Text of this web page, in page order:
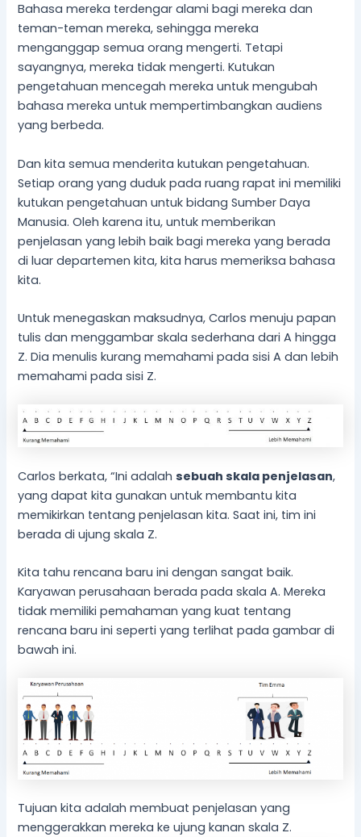
Bahasa mereka terdengar alami bagi mereka dan
teman-teman mereka, sehingga mereka
menganggap semua orang mengerti. Tetapi
sayangnya, mereka tidak mengerti. Kutukan
pengetahuan mencegah mereka untuk mengubah
bahasa mereka untuk mempertimbangkan audiens
yang berbeda.
Dan kita semua menderita kutukan pengetahuan.
Setiap orang yang duduk pada ruang rapat ini memiliki
kutukan pengetahuan untuk bidang Sumber Daya
Manusia. Oleh karena itu, untuk memberikan
penjelasan yang lebih baik bagi mereka yang berada
di luar departemen kita, kita harus memeriksa bahasa
kita.
Untuk menegaskan maksudnya, Carlos menuju papan
tulis dan menggambar skala sederhana dari A hingga
Z. Dia menulis kurang memahami pada sisi A dan lebih
memahami pada sisi Z.
Carlos berkata, “Ini adalahsebuahskala penjelasan,
yang dapat kita gunakan untuk membantu kita
memikirkan tentang penjelasan kita. Saat ini, tim ini
berada di ujung skala Z.
Kita tahu rencana baru ini dengan sangat baik.
Karyawan perusahaan berada pada skala A. Mereka
tidak memiliki pemahaman yang kuat tentang
rencana baru ini seperti yang terlihat pada gambar di
bawah ini.
Tujuan kita adalah membuat penjelasan yang
menggerakkan mereka ke ujung kanan skala Z.